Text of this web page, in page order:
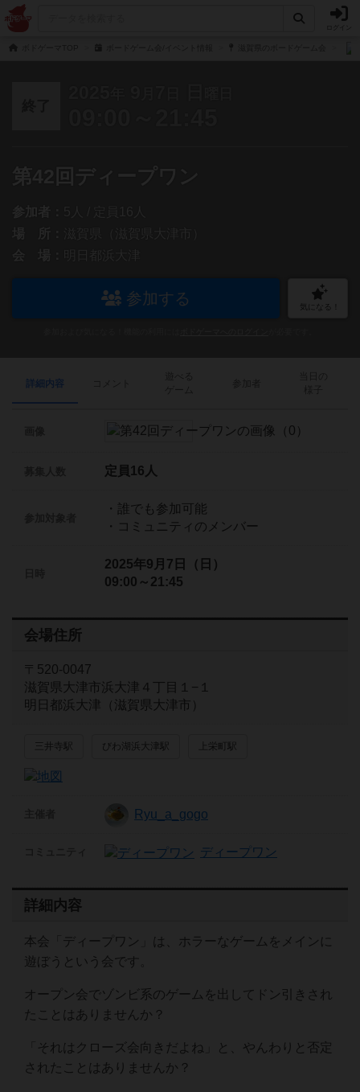
第42回ディープワン
参加者：
参加する 気になる！
詳細内容
定員16人
・誰でも参加可能
・コミュニティのメンバー
2025年9月7日（日）
09:00～21:45
会場住所
〒520-0047
滋賀県大津市浜大津４丁目１−１
明日都浜大津（滋賀県大津市）
三井寺駅 びわ湖浜大津駅 上栄町駅
Ryu_a_gogo
ディープワン
詳細内容
本会「ディープワン」は、ホラーなゲームをメインに
遊ぼうという会です。
オープン会でゾンビ系のゲームを出してドン引きされ
たことはありませんか？
「それはクローズ会向きだよね」と、やんわりと否定
されたことはありませんか？